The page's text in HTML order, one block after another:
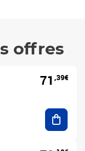
offres
71 ,39€